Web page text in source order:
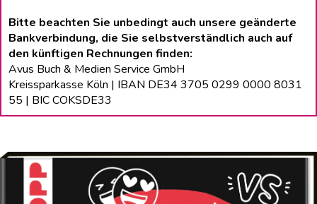
Bitte beachten Sie unbedingt auch unsere geänderte
Bankverbindung, die Sie selbstverständlich auch auf
den künftigen Rechnungen finden:
Avus Buch & Medien Service GmbH
Kreissparkasse Köln | IBAN DE34 3705 0299 0000 8031
55 | BIC COKSDE33